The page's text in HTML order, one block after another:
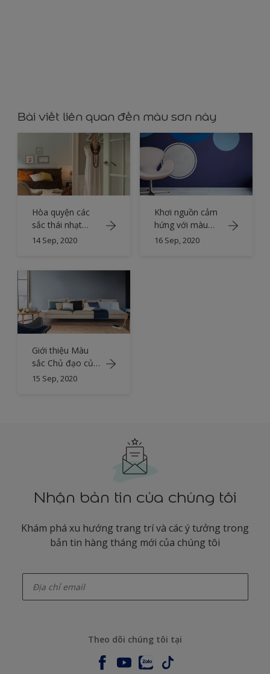
Bài viết liên quan đến màu sơn này
Hòa quyện các
sắc thái nhạt
màu để tạo
14 Sep, 2020
Khơi nguồn cảm
hứng với màu
xanh chàm ấn
16 Sep, 2020
Giới thiệu Màu
sắc Chủ đạo của
Năm 2017
15 Sep, 2020
Nhận bản tin của chúng tôi
Khám phá xu hướng trang trí và các ý tưởng trong
bản tin hàng tháng mới của chúng tôi
Theo dõi chúng tôi tại